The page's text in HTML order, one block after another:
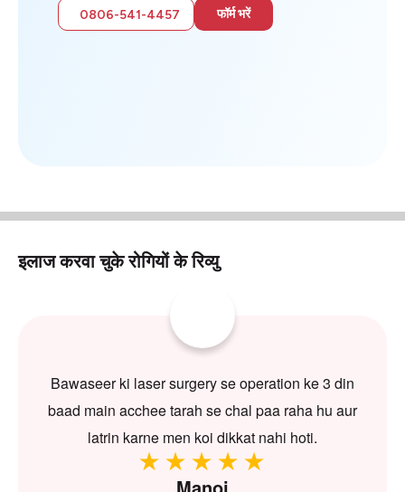
0806-541-4457 फॉर्म भरें
इलाज करवा चुके रोगियों के रिव्यु
Bawaseer ki laser surgery se operation ke 3 din
baad main acchee tarah se chal paa raha hu aur
latrin karne men koi dikkat nahi hoti.
Manoj